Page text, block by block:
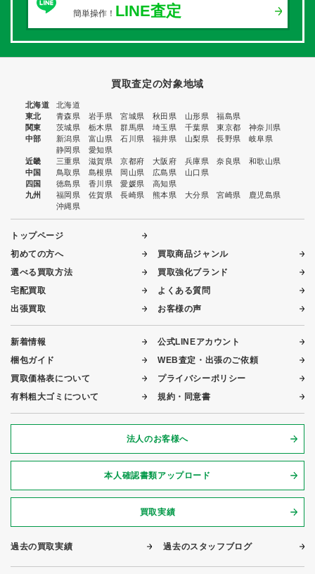
簡単操作！ LINE査定
買取査定の対象地域
北海道
北海道
東北
青森県 岩手県 宮城県 秋田県 山形県
福島県
関東
茨城県 栃木県 群馬県 埼玉県 千葉県 東京都
神奈川県
中部
新潟県 富山県 石川県 福井県 山梨県 長野県
岐阜県
静岡県
愛知県
近畿
三重県 滋賀県 京都府 大阪府 兵庫県 奈良県
和歌山県
中国
鳥取県 島根県 岡山県 広島県
山口県
四国
徳島県 香川県 愛媛県
高知県
九州
福岡県 佐賀県 長崎県 熊本県 大分県 宮崎県
鹿児島県
沖縄県
トップページ
初めての方へ
選べる買取方法
宅配買取
出張買取
買取商品ジャンル
買取強化ブランド
よくある質問
お客様の声
新着情報
梱包ガイド
買取価格表について
有料粗大ゴミについて
公式LINEアカウント
WEB査定・出張のご依頼
プライバシーポリシー
規約・同意書
法人のお客様へ
本人確認書類アップロード
買取実績
過去の買取実績 過去のスタッフブログ